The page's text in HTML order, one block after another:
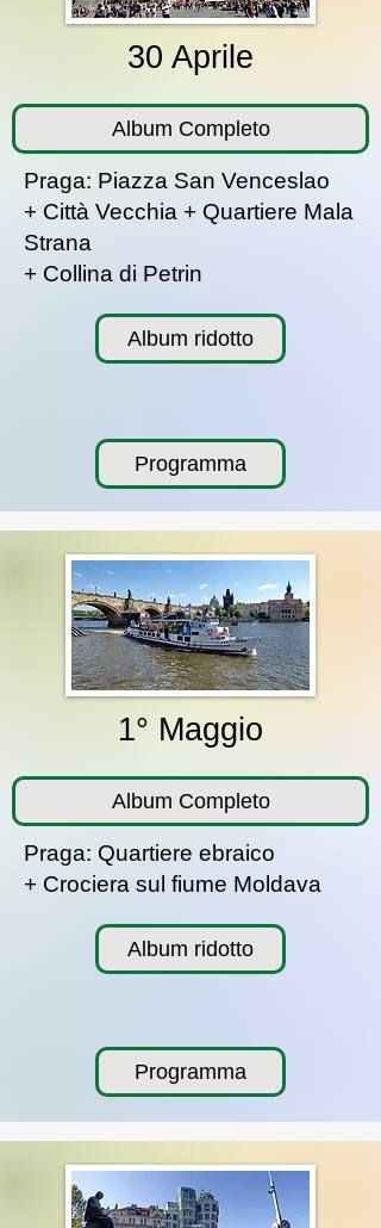
30 Aprile
Album Completo
Praga: Piazza San Venceslao
+ Città Vecchia + Quartiere Mala
Strana
+ Collina di Petrin
Album ridotto
Programma
1° Maggio
Album Completo
Praga: Quartiere ebraico
+ Crociera sul fiume Moldava
Album ridotto
Programma